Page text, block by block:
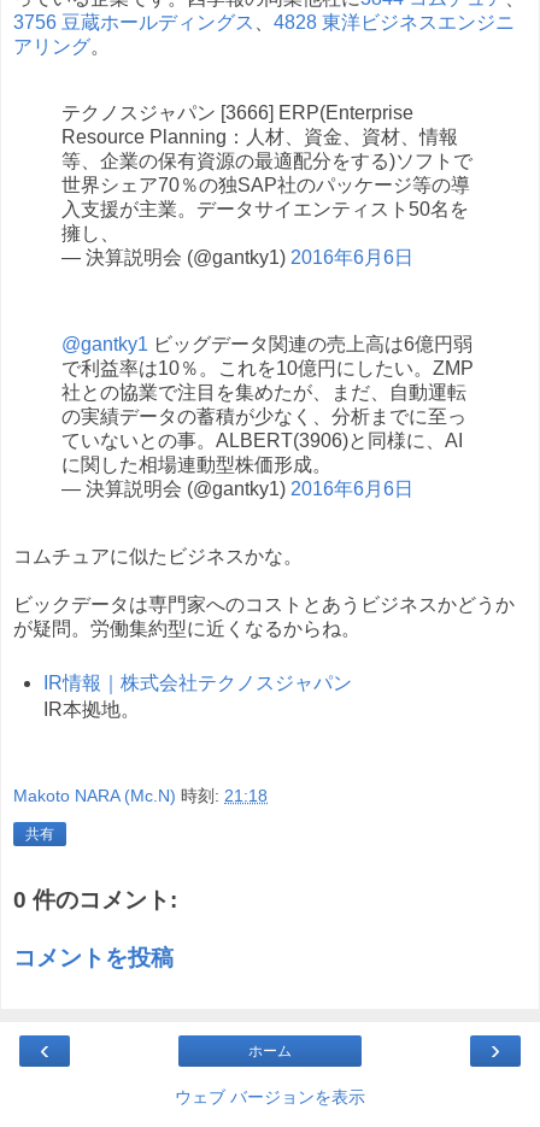
3756 豆蔵ホールディングス
4828 東洋ビジネスエンジニ
アリング。
テクノスジャパン [3666] ERP(Enterprise
Resource Planning：人材、資金、資材、情報
等、企業の保有資源の最適配分をする)ソフトで
世界シェア70％の独SAP社のパッケージ等の導
入支援が主業。データサイエンティスト50名を
擁し、
— 決算説明会 (@gantky1) 2016年6月6日
@gantky1 ビッグデータ関連の売上高は6億円弱
で利益率は10％。これを10億円にしたい。ZMP
社との協業で注目を集めたが、まだ、自動運転
の実績データの蓄積が少なく、分析までに至っ
ていないとの事。ALBERT(3906)と同様に、AI
に関した相場連動型株価形成。
— 決算説明会 (@gantky1) 2016年6月6日
コムチュアに似たビジネスかな。
ビックデータは専門家へのコストとあうビジネスかどうか
が疑問。労働集約型に近くなるからね。
IR情報｜株式会社テクノスジャパン
IR本拠地。
Makoto NARA (Mc.N) 時刻: 21:18
共有
0 件のコメント:
コメントを投稿
‹ ›
ホーム
ウェブ バージョンを表示